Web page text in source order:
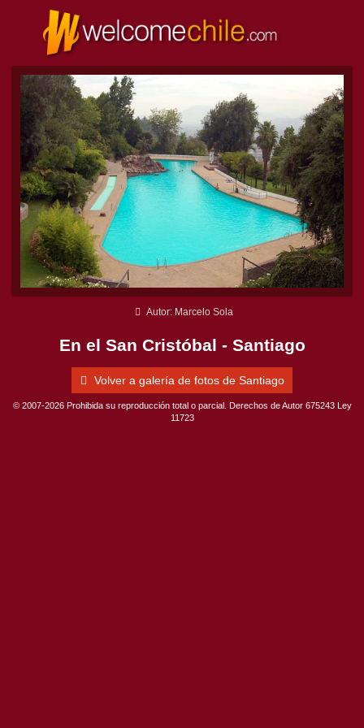
Autor: Marcelo Sola
En el San Cristóbal - Santiago
Volver a galería de fotos de Santiago
© 2007-2026 Prohibida su reproducción total o parcial. Derechos de Autor 675243 Ley
11723